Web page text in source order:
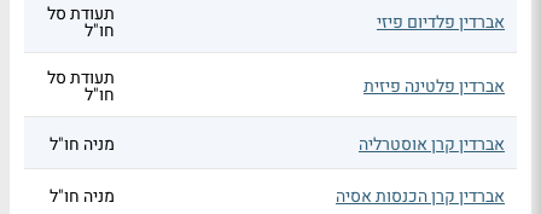
אברדין פלדיום פיזי תעודת סל
חו"ל
אברדין פלטינה פיזית תעודת סל
חו"ל
אברדין קרן אוסטרליה
מניה חו"ל
אברדין קרן הכנסות אסיה מניה חו"ל